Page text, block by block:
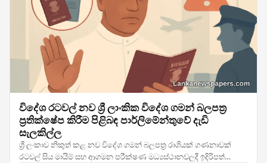
විදේශ රටවල් නව ශ්‍රී ලාංකික විදේශ ගමන් බලපත්‍ර
ප්‍රතික්ෂේප කිරීම පිළිබඳ පාර්ලිමේන්තුවේ දැඩි
සැලකිල්ල
ශ්‍රී ලංකාව නිකුත් කළ නව විදේශ ගමන් බලපත්‍ර රාශියක් ගණනාවක්
රටවල් සිය මායිම් සහ ආගමන පරීක්ෂණ මධ්‍යස්ථානවලදී ඉදිරිපත්